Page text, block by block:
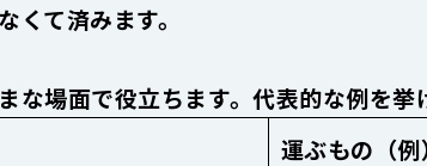
て済みます。
な場面で役立ちます。代表的な例を挙
運ぶもの（例